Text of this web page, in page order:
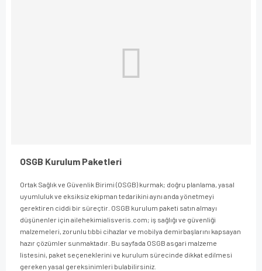
OSGB Kurulum Paketleri
Ortak Sağlık ve Güvenlik Birimi (OSGB) kurmak; doğru planlama, yasal
uyumluluk ve eksiksiz ekipman tedarikini aynı anda yönetmeyi
gerektiren ciddi bir süreçtir. OSGB kurulum paketi satın almayı
düşünenler için ailehekimialisveris.com; iş sağlığı ve güvenliği
malzemeleri, zorunlu tıbbi cihazlar ve mobilya demirbaşlarını kapsayan
hazır çözümler sunmaktadır. Bu sayfada OSGB asgari malzeme
listesini, paket seçeneklerini ve kurulum sürecinde dikkat edilmesi
gereken yasal gereksinimleri bulabilirsiniz.